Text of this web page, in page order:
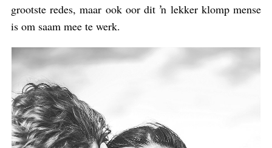
grootste redes, maar ook oor dit ŉ lekker klomp mense
is om saam mee te werk.